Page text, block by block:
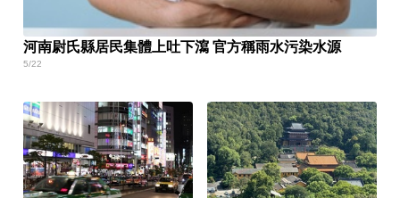
河南尉氏縣居民集體上吐下瀉 官方稱雨水污染水源
5/22